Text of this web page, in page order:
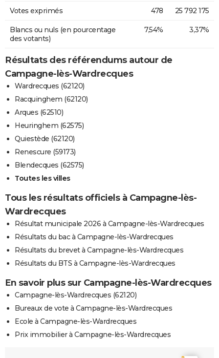
Votes exprimés 478 25 792 175
Blancs ou nuls (en pourcentage
des votants)
7,54% 3,37%
Résultats des référendums autour de
Campagne-lès-Wardrecques
Wardrecques (62120)
Racquinghem (62120)
Arques (62510)
Heuringhem (62575)
Quiestède (62120)
Renescure (59173)
Blendecques (62575)
Toutes les villes
Tous les résultats officiels à Campagne-lès-
Wardrecques
Résultat municipale 2026 à Campagne-lès-Wardrecques
Résultats du bac à Campagne-lès-Wardrecques
Résultats du brevet à Campagne-lès-Wardrecques
Résultats du BTS à Campagne-lès-Wardrecques
En savoir plus sur Campagne-lès-Wardrecques
Campagne-lès-Wardrecques (62120)
Bureaux de vote à Campagne-lès-Wardrecques
Ecole à Campagne-lès-Wardrecques
Prix immobilier à Campagne-lès-Wardrecques